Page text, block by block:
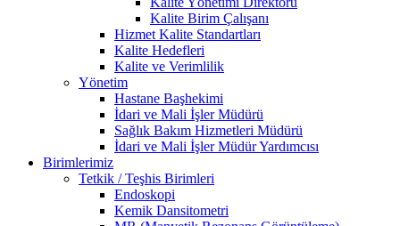
Kalite Birim Çalışanı
Hizmet Kalite Standartları
Kalite Hedefleri
Kalite ve Verimlilik
Yönetim
Hastane Başhekimi
İdari ve Mali İşler Müdürü
Sağlık Bakım Hizmetleri Müdürü
İdari ve Mali İşler Müdür Yardımcısı
Birimlerimiz
Tetkik / Teşhis Birimleri
Endoskopi
Kemik Dansitometri